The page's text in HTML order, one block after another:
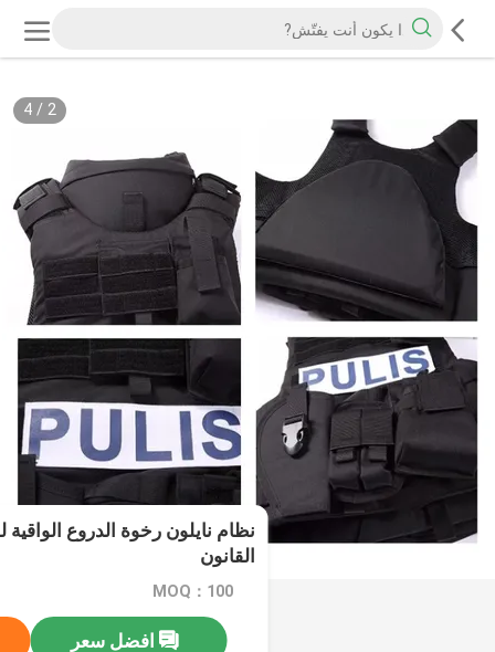
2
/
4
نظام نايلون رخوة الدروع الواقية
القانون
MOQ：100
افضل سعر